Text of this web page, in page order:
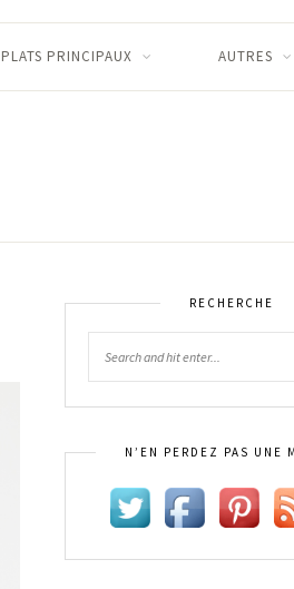
PLATS PRINCIPAUX AUTRES
RECHERCHE
N’EN PERDEZ PAS UNE